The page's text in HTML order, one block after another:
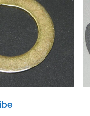
Zum
Merkzettel
hinzufügen